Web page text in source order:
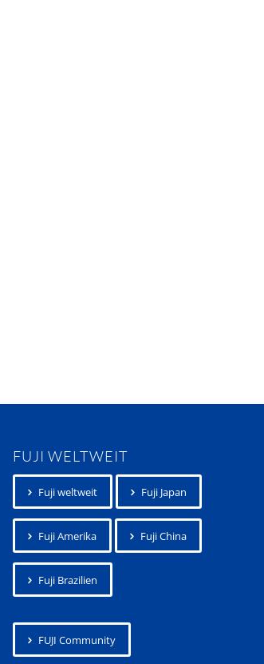
FUJI WELTWEIT
Fuji weltweit Fuji Japan
Fuji Amerika Fuji China
Fuji Brazilien
FUJI Community